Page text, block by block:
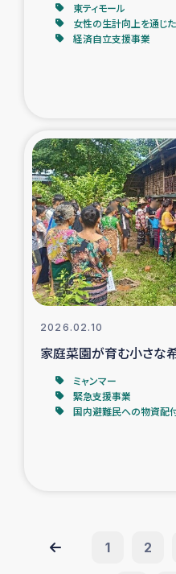
東ティモール
女性の生計向上を通じ
経済自立支援事業
2026.02.10
家庭菜園が育む小さな
ミャンマー
緊急支援事業
国内避難民への物資配
1 2